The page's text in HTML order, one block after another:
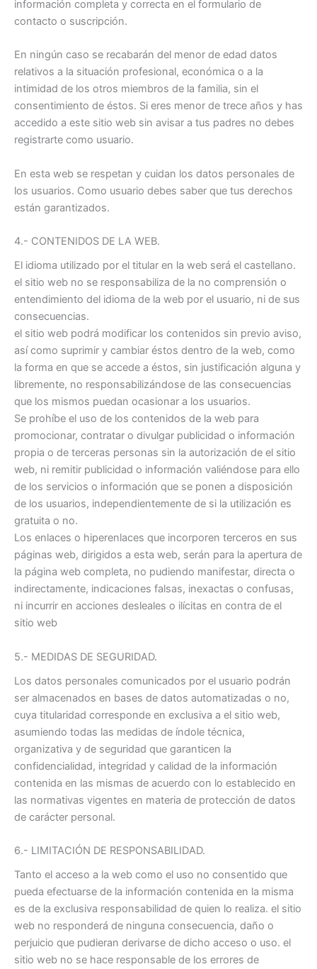
información completa y correcta en el formulario de
contacto o suscripción.
En ningún caso se recabarán del menor de edad datos
relativos a la situación profesional, económica o a la
intimidad de los otros miembros de la familia, sin el
consentimiento de éstos. Si eres menor de trece años y has
accedido a este sitio web sin avisar a tus padres no debes
registrarte como usuario.
En esta web se respetan y cuidan los datos personales de
los usuarios. Como usuario debes saber que tus derechos
están garantizados.
4.- CONTENIDOS DE LA WEB.
El idioma utilizado por el titular en la web será el castellano.
el sitio web no se responsabiliza de la no comprensión o
entendimiento del idioma de la web por el usuario, ni de sus
consecuencias.
el sitio web podrá modificar los contenidos sin previo aviso,
así como suprimir y cambiar éstos dentro de la web, como
la forma en que se accede a éstos, sin justificación alguna y
libremente, no responsabilizándose de las consecuencias
que los mismos puedan ocasionar a los usuarios.
Se prohíbe el uso de los contenidos de la web para
promocionar, contratar o divulgar publicidad o información
propia o de terceras personas sin la autorización de el sitio
web, ni remitir publicidad o información valiéndose para ello
de los servicios o información que se ponen a disposición
de los usuarios, independientemente de si la utilización es
gratuita o no.
Los enlaces o hiperenlaces que incorporen terceros en sus
páginas web, dirigidos a esta web, serán para la apertura de
la página web completa, no pudiendo manifestar, directa o
indirectamente, indicaciones falsas, inexactas o confusas,
ni incurrir en acciones desleales o ilícitas en contra de el
sitio web
5.- MEDIDAS DE SEGURIDAD.
Los datos personales comunicados por el usuario podrán
ser almacenados en bases de datos automatizadas o no,
cuya titularidad corresponde en exclusiva a el sitio web,
asumiendo todas las medidas de índole técnica,
organizativa y de seguridad que garanticen la
confidencialidad, integridad y calidad de la información
contenida en las mismas de acuerdo con lo establecido en
las normativas vigentes en materia de protección de datos
de carácter personal.
6.- LIMITACIÓN DE RESPONSABILIDAD.
Tanto el acceso a la web como el uso no consentido que
pueda efectuarse de la información contenida en la misma
es de la exclusiva responsabilidad de quien lo realiza. el sitio
web no responderá de ninguna consecuencia, daño o
perjuicio que pudieran derivarse de dicho acceso o uso. el
sitio web no se hace responsable de los errores de